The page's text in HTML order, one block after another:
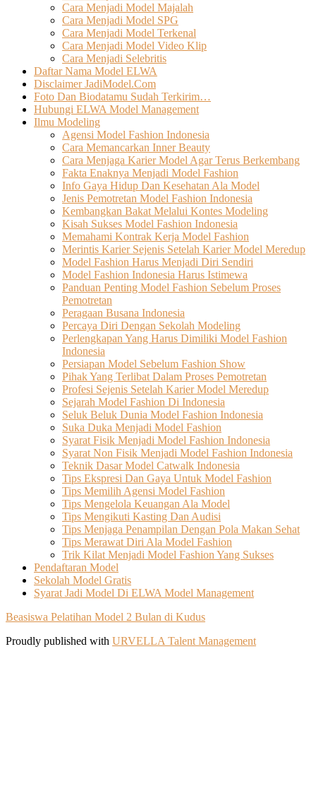
Cara Menjadi Model Majalah
Cara Menjadi Model SPG
Cara Menjadi Model Terkenal
Cara Menjadi Model Video Klip
Cara Menjadi Selebritis
Daftar Nama Model ELWA
Disclaimer JadiModel.Com
Foto Dan Biodatamu Sudah Terkirim…
Hubungi ELWA Model Management
Ilmu Modeling
Agensi Model Fashion Indonesia
Cara Memancarkan Inner Beauty
Cara Menjaga Karier Model Agar Terus Berkembang
Fakta Enaknya Menjadi Model Fashion
Info Gaya Hidup Dan Kesehatan Ala Model
Jenis Pemotretan Model Fashion Indonesia
Kembangkan Bakat Melalui Kontes Modeling
Kisah Sukses Model Fashion Indonesia
Memahami Kontrak Kerja Model Fashion
Merintis Karier Sejenis Setelah Karier Model Meredup
Model Fashion Harus Menjadi Diri Sendiri
Model Fashion Indonesia Harus Istimewa
Panduan Penting Model Fashion Sebelum Proses
Pemotretan
Peragaan Busana Indonesia
Percaya Diri Dengan Sekolah Modeling
Perlengkapan Yang Harus Dimiliki Model Fashion
Indonesia
Persiapan Model Sebelum Fashion Show
Pihak Yang Terlibat Dalam Proses Pemotretan
Profesi Sejenis Setelah Karier Model Meredup
Sejarah Model Fashion Di Indonesia
Seluk Beluk Dunia Model Fashion Indonesia
Suka Duka Menjadi Model Fashion
Syarat Fisik Menjadi Model Fashion Indonesia
Syarat Non Fisik Menjadi Model Fashion Indonesia
Teknik Dasar Model Catwalk Indonesia
Tips Ekspresi Dan Gaya Untuk Model Fashion
Tips Memilih Agensi Model Fashion
Tips Mengelola Keuangan Ala Model
Tips Mengikuti Kasting Dan Audisi
Tips Menjaga Penampilan Dengan Pola Makan Sehat
Tips Merawat Diri Ala Model Fashion
Trik Kilat Menjadi Model Fashion Yang Sukses
Pendaftaran Model
Sekolah Model Gratis
Syarat Jadi Model Di ELWA Model Management
Beasiswa Pelatihan Model 2 Bulan di Kudus
Proudly published with URVELLA Talent Management